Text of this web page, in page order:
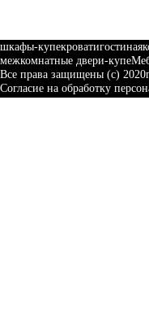
шкафы-купекроватигостиная
межкомнатные двери-купе
Все права защищены (с)
Согласие на обработку